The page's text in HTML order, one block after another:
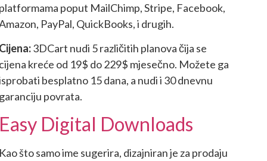
poput MailChimp, Stripe, Facebook,
PayPal, QuickBooks, i drugih.
3DCart nudi 5 različitih planova čija se
kreće od 19$ do 229$ mjesečno. Možete ga
besplatno 15 dana, a nudi i 30 dnevnu
povrata.
Digital Downloads
što samo ime sugerira, dizajniran je za prodaju